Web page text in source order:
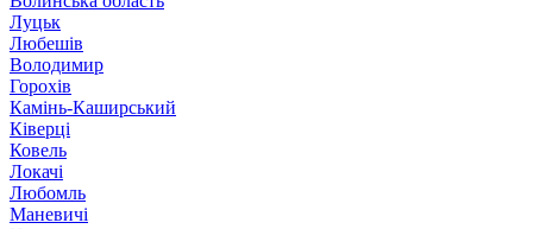
Луцьк
Любешів
Володимир
Горохів
Камінь-Каширський
Ківерці
Ковель
Локачі
Любомль
Маневичі